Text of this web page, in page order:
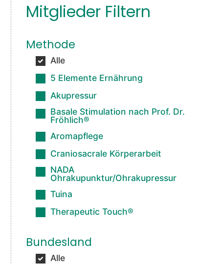
Mitglieder Filtern
Methode
Alle
5 Elemente Ernährung
Akupressur
Basale Stimulation nach Prof. Dr.
Fröhlich®
Aromapflege
Craniosacrale Körperarbeit
NADA
Ohrakupunktur/Ohrakupressur
Tuina
Therapeutic Touch®
Bundesland
Alle